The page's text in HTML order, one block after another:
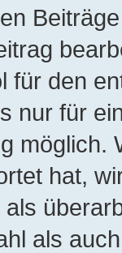
für den
nur für
möglich.
hat,
als